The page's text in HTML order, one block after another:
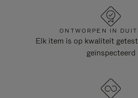
ONTWORPEN IN
Elk item is op kwaliteit
geïnspecteerd